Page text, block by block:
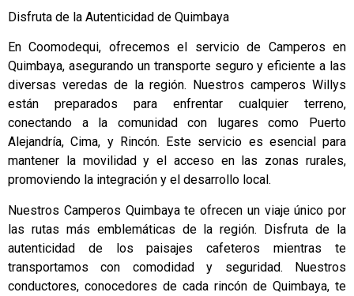
Disfruta de la Autenticidad de Quimbaya
En Coomodequi, ofrecemos el servicio de Camperos en
Quimbaya, asegurando un transporte seguro y eficiente a las
diversas veredas de la región. Nuestros camperos Willys
están preparados para enfrentar cualquier terreno,
conectando a la comunidad con lugares como Puerto
Alejandría, Cima, y Rincón. Este servicio es esencial para
mantener la movilidad y el acceso en las zonas rurales,
promoviendo la integración y el desarrollo local.
Nuestros Camperos Quimbaya te ofrecen un viaje único por
las rutas más emblemáticas de la región. Disfruta de la
autenticidad de los paisajes cafeteros mientras te
transportamos con comodidad y seguridad. Nuestros
conductores, conocedores de cada rincón de Quimbaya, te